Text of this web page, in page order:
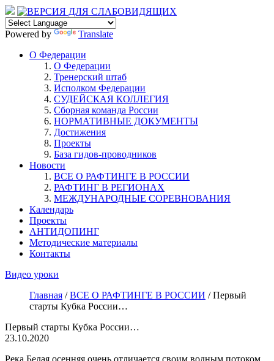
Powered by
Translate
О Федерации
О Федерации
Тренерский штаб
Исполком Федерации
СУДЕЙСКАЯ КОЛЛЕГИЯ
Сборная команда России
НОРМАТИВНЫЕ ДОКУМЕНТЫ
Достижения
Проекты
База гидов-проводников
Новости
ВСЕ О РАФТИНГЕ В РОССИИ
РАФТИНГ В РЕГИОНАХ
МЕЖДУНАРОДНЫЕ СОРЕВНОВАНИЯ
Календарь
Проекты
АНТИДОПИНГ
Методические материалы
Контакты
Видео уроки
Главная /ВСЕ О РАФТИНГЕ В РОССИИ /Первый
старты Кубка России…
Первый старты Кубка России…
23.10.2020
Река Белая осенняя очень отличается своим водным потоком